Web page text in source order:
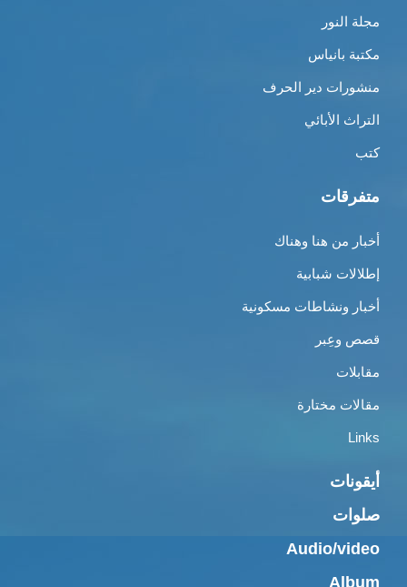
مجلة النور
مكتبة بانياس
منشورات دير الحرف
التراث الأبائي
كتب
متفرقات
أخبار من هنا وهناك
إطلالات شبابية
أخبار ونشاطات مسكونية
قصص وعِبر
مقابلات
مقالات مختارة
Links
أيقونات
صلوات
Audio/video
Album